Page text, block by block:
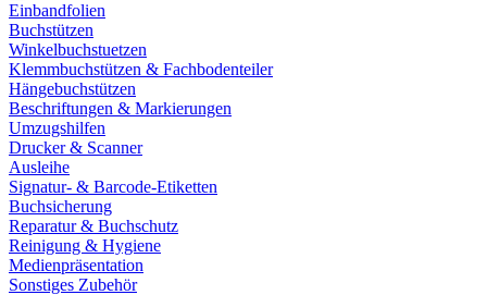
Einbandfolien
Buchstützen
Winkelbuchstuetzen
Klemmbuchstützen & Fachbodenteiler
Hängebuchstützen
Beschriftungen & Markierungen
Umzugshilfen
Drucker & Scanner
Ausleihe
Signatur- & Barcode-Etiketten
Buchsicherung
Reparatur & Buchschutz
Reinigung & Hygiene
Medienpräsentation
Sonstiges Zubehör